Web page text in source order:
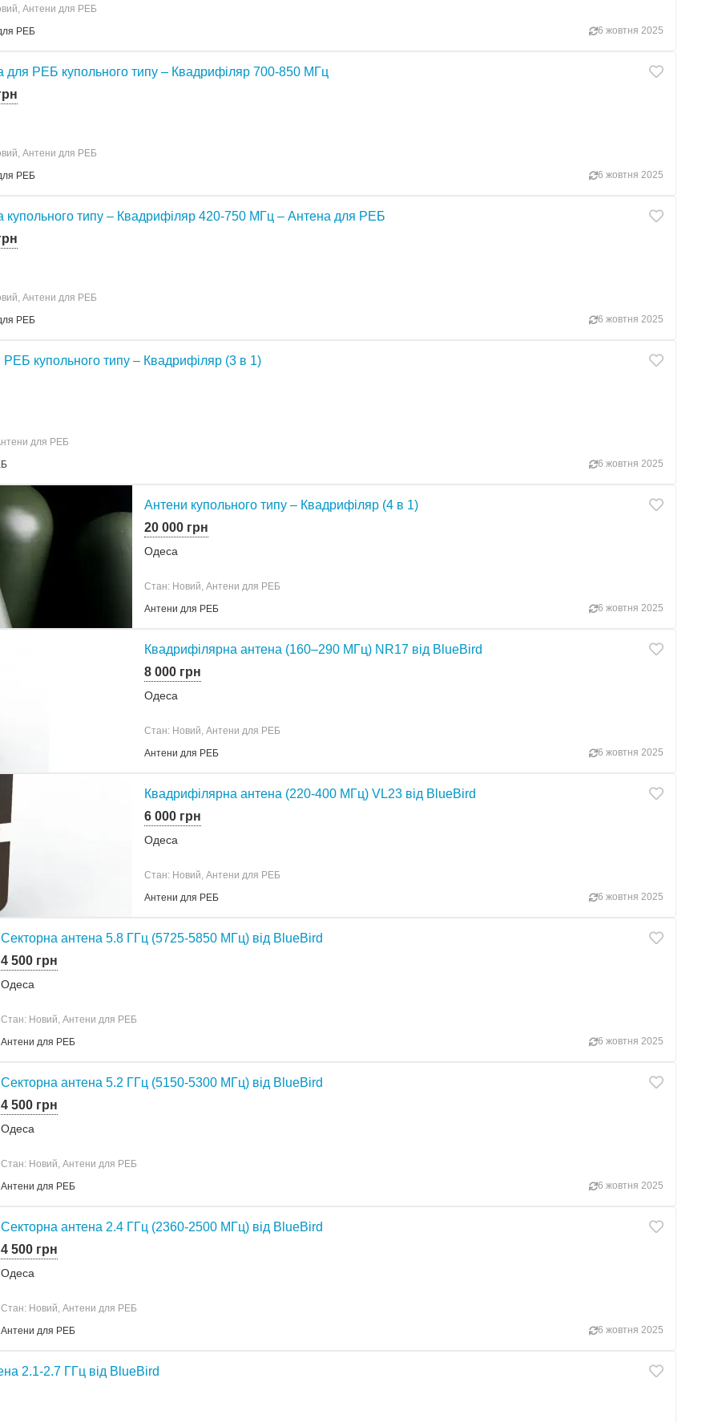
Антени для РЕБ
РЕБ
6 жовтня 2025
для РЕБ купольного типу – Квадрифіляр 700-850 МГц
Антени для РЕБ
РЕБ
6 жовтня 2025
купольного типу – Квадрифіляр 420-750 МГц – Антена для РЕБ
Антени для РЕБ
РЕБ
6 жовтня 2025
купольного типу – Квадрифіляр (3 в 1)
для РЕБ
6 жовтня 2025
Антени купольного типу – Квадрифіляр (4 в 1)
20 000 грн
Одеса
Стан: Новий, Антени для РЕБ
Антени для РЕБ
6 жовтня 2025
Квадрифілярна антена (160–290 МГц) NR17 від BlueBird
8 000 грн
Одеса
Стан: Новий, Антени для РЕБ
Антени для РЕБ
6 жовтня 2025
Квадрифілярна антена (220-400 МГц) VL23 від BlueBird
6 000 грн
Одеса
Стан: Новий, Антени для РЕБ
Антени для РЕБ
6 жовтня 2025
Секторна антена 5.8 ГГц (5725-5850 МГц) від BlueBird
4 500 грн
Одеса
Стан: Новий, Антени для РЕБ
Антени для РЕБ
6 жовтня 2025
Секторна антена 5.2 ГГц (5150-5300 МГц) від BlueBird
4 500 грн
Одеса
Стан: Новий, Антени для РЕБ
Антени для РЕБ
6 жовтня 2025
Секторна антена 2.4 ГГц (2360-2500 МГц) від BlueBird
4 500 грн
Одеса
Стан: Новий, Антени для РЕБ
Антени для РЕБ
6 жовтня 2025
2.1-2.7 ГГц від BlueBird